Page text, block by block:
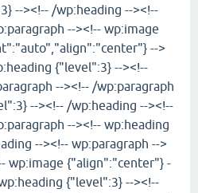
--><!-- /wp:heading --><!--
--><!-- wp:image
-->
{"level":3} --><!--
--><!-- /wp:paragraph
--><!-- /wp:heading --><!--
--><!-- wp:heading
--><!-- wp:paragraph -->
wp:image {"align":"center"} -
{"level":3} --><!--